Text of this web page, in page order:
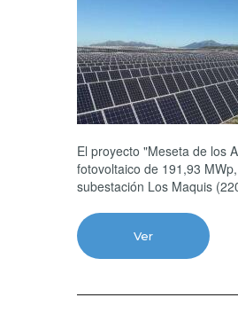
El proyecto "Meseta de los
fotovoltaico de 191,93
subestación Los Maquis
Ver